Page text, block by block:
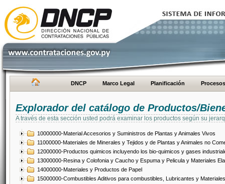
DNCP Marco Legal Planificación Procesos
Explorador del catálogo de Productos/
A través de esta sección usted podrá examinar los productos según su
10000000-Material Accesorios y Suministros de Plantas y Animales Vivos
11000000-Materiales de Minerales y Tejidos y de Plantas y Animales no
12000000-Productos quimicos incluyendo los bio-quimicos y gases
13000000-Resina y Colofonia y Caucho y Espuma y Pelicula y Materiales
14000000-Materiales y Productos de Papel
15000000-Combustibles Aditivos para combustibles, Lubricantes y